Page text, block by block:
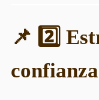
📌 2️⃣
confianza